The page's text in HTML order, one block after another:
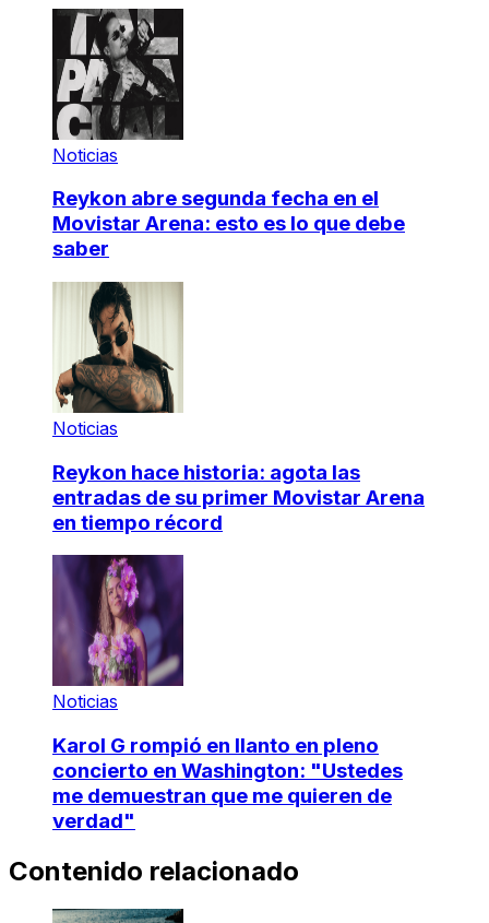
Noticias
Reykon abre segunda fecha en el
Movistar Arena: esto es lo que debe
saber
Noticias
Reykon hace historia: agota las
entradas de su primer Movistar Arena
en tiempo récord
Noticias
Karol G rompió en llanto en pleno
concierto en Washington: "Ustedes
me demuestran que me quieren de
verdad"
Contenido relacionado